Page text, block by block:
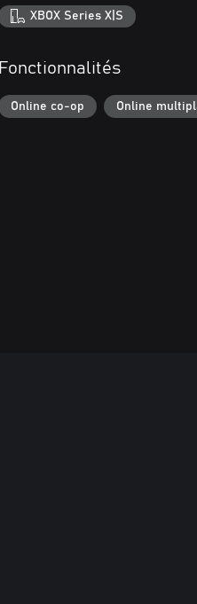
XBOX Series X|S
Fonctionnalités
Online co-op Online